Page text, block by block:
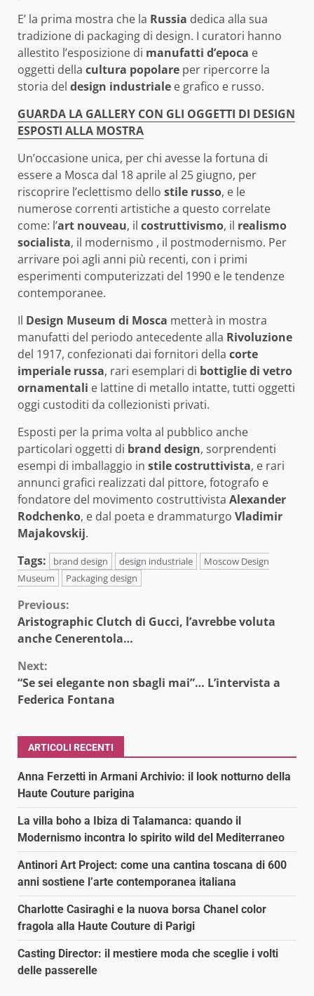
E’ la prima mostra che la Russia dedica alla sua
tradizione di packaging di design. I curatori hanno
allestito l’esposizione di manufatti d’epoca e
oggetti della cultura popolare per ripercorre la
storia del design industriale e grafico e russo.
GUARDA LA GALLERY CON GLI OGGETTI DI DESIGN
ESPOSTI ALLA MOSTRA
Un’occasione unica, per chi avesse la fortuna di
essere a Mosca dal 18 aprile al 25 giugno, per
riscoprire l’eclettismo dello stile russo, e le
numerose correnti artistiche a questo correlate
come: l’art nouveau, il costruttivismo, il realismo
socialista, il modernismo , il postmodernismo. Per
arrivare poi agli anni più recenti, con i primi
esperimenti computerizzati del 1990 e le tendenze
contemporanee.
Il Design Museum di Mosca metterà in mostra
manufatti del periodo antecedente alla Rivoluzione
del 1917, confezionati dai fornitori della corte
imperiale russa, rari esemplari di bottiglie di vetro
ornamentali e lattine di metallo intatte, tutti oggetti
oggi custoditi da collezionisti privati.
Esposti per la prima volta al pubblico anche
particolari oggetti di brand design, sorprendenti
esempi di imballaggio in stile costruttivista, e rari
annunci grafici realizzati dal pittore, fotografo e
fondatore del movimento costruttivista Alexander
Rodchenko, e dal poeta e drammaturgo Vladimir
Majakovskij.
Tags:
brand design design industriale
Moscow Design
Museum
Packaging design
Continue
Reading
Previous:
Aristographic Clutch di Gucci, l’avrebbe voluta
anche Cenerentola…
Next:
“Se sei elegante non sbagli mai”… L’intervista a
Federica Fontana
ARTICOLI RECENTI
Anna Ferzetti in Armani Archivio: il look notturno della
Haute Couture parigina
La villa boho a Ibiza di Talamanca: quando il
Modernismo incontra lo spirito wild del Mediterraneo
Antinori Art Project: come una cantina toscana di 600
anni sostiene l’arte contemporanea italiana
Charlotte Casiraghi e la nuova borsa Chanel color
fragola alla Haute Couture di Parigi
Casting Director: il mestiere moda che sceglie i volti
delle passerelle